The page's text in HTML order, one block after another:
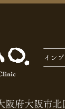
阪府大阪市